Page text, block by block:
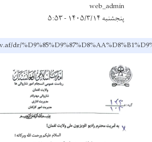
web_admin
پنجشنبه ۱۴۰۵/۳/۱۴ - ۵:۵۳
dr/